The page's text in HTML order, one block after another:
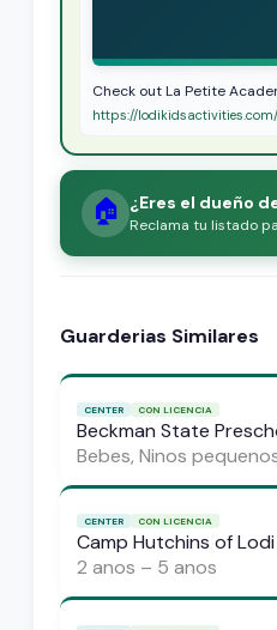
Check out La Petite
https://
🏠 ¿Eres el dueño
Reclama tu listado
Guarderias Similares
CENTER CON LICENCIA
Beckman State
Bebes, Ninos
CENTER CON LICENCIA
Camp Hutchins of
2 anos – 5 anos